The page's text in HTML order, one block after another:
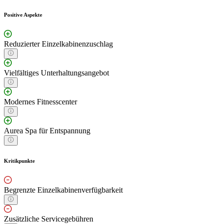
Positive Aspekte
Reduzierter Einzelkabinenzuschlag
Vielfältiges Unterhaltungsangebot
Modernes Fitnesscenter
Aurea Spa für Entspannung
Kritikpunkte
Begrenzte Einzelkabinenverfügbarkeit
Zusätzliche Servicegebühren